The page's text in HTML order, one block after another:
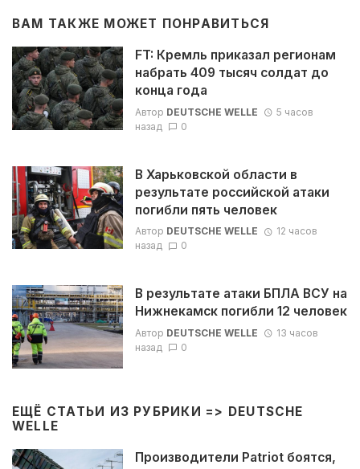
ВАМ ТАКЖЕ МОЖЕТ ПОНРАВИТЬСЯ
FT: Кремль приказал регионам
набрать 409 тысяч солдат до
конца года
Автор DEUTSCHE WELLE
5 часов
назад
0
В Харьковской области в
результате российской атаки
погибли пять человек
Автор DEUTSCHE WELLE
12 часов
назад
0
В результате атаки БПЛА ВСУ на
Нижнекамск погибли 12 человек
Автор DEUTSCHE WELLE
13 часов
назад
0
ЕЩЁ СТАТЬИ ИЗ РУБРИКИ => DEUTSCHE
WELLE
Производители Patriot боятся,